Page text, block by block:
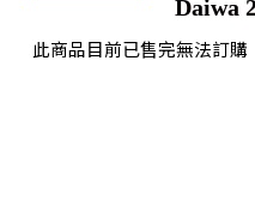
Daiwa
此商品目前已售完無法訂購